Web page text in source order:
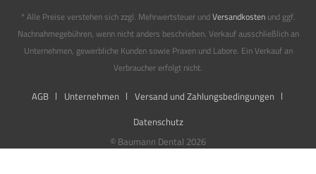
* Alle Preise verstehen sich zzgl. Mehrwertsteuer undVersandkostenund ggf.
Nachnahmegebühren, wenn nicht anders beschrieben. Verkauf ausschließlich an
Unternehmen, gewerbliche Kunden sowie Praxen und Labore. Ein Verkauf an
Verbraucher erfolgt nicht.
AGB Unternehmen
Versand und Zahlungsbedingungen
Datenschutz
© Baumann Dental 2026